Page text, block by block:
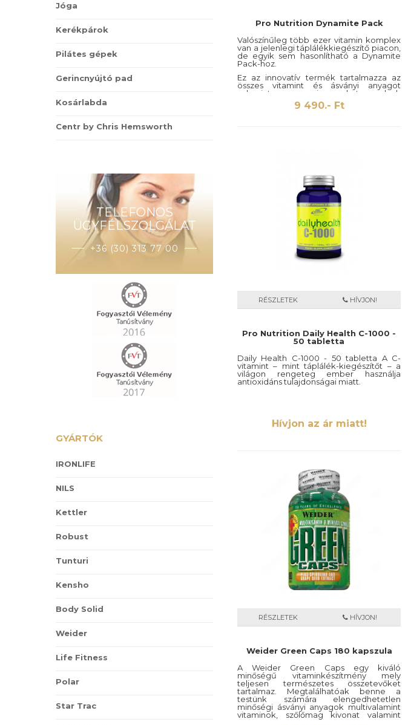
Jóga
Kerékpárok
Pilátes gépek
Gerincnyújtó pad
Kosárlabda
Centr by Chris Hemsworth
TELEFONOS
ÜGYFÉLSZOLGÁLAT
+36 (30) 313 77 00
GYÁRTÓK
IRONLIFE
NILS
Kettler
Robust
Tunturi
Kensho
Body Solid
Weider
Life Fitness
Polar
Star Trac
Pro Nutrition Dynamite Pack
Valószínűleg több ezer vitamin komplex
van a jelenlegi táplálékkiegészítő piacon,
de egyik sem hasonlítható a Dynamite
Pack-hoz.
Ez az innovatív termék tartalmazza az
összes vitamint és ásványi anyagot
valamint az aminosavakat melyek
létfontosságúak a szervezet számára.
9 490.- Ft
RÉSZLETEK HÍVJON!
Pro Nutrition Daily Health C-1000 -
50 tabletta
Daily Health C-1000 - 50 tabletta A C-
vitamint – mint táplálék-kiegészítőt – a
világon rengeteg ember használja
antioxidáns tulajdonságai miatt.
Hívjon az ár miatt!
RÉSZLETEK HÍVJON!
Weider Green Caps 180 kapszula
A Weider Green Caps egy kiváló
minőségű vitaminkészítmény mely
teljesen természetes összetevőket
tartalmaz. Megtalálhatóak benne a
testünk számára elengedhetetlen
minőségi ásványi anyagok multivalamint
vitaminok, szőlőmag kivonat valamint